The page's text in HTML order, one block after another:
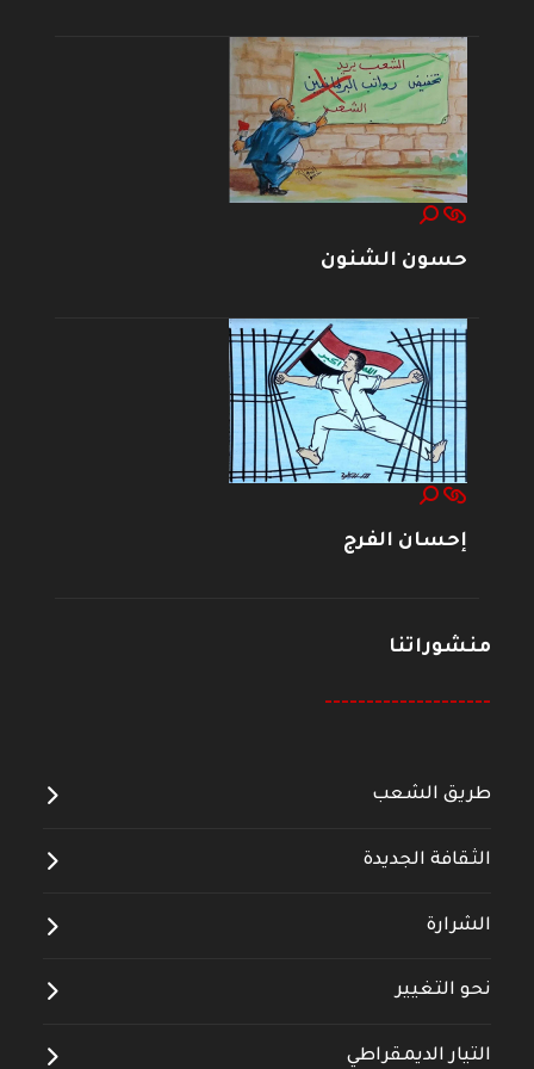
حسون الشنون
إحسان الفرج
منشوراتنا
--------------------
طريق الشعب
الثقافة الجديدة
الشرارة
نحو التغيير
التيار الديمقراطي